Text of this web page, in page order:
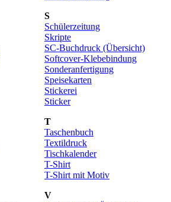
S
Schülerzeitung
Skripte
SC-Buchdruck (Übersicht)
Softcover-Klebebindung
Sonderanfertigung
Speisekarten
Stickerei
Sticker
T
Taschenbuch
Textildruck
Tischkalender
T-Shirt
T-Shirt mit Motiv
V